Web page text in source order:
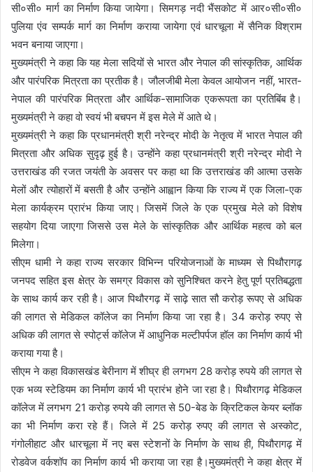
सी०सी० मार्ग का निर्माण किया जायेगा। सिमगड़ नदी भैंसकोट में आर०सी०सी०
पुलिया एंव सम्पर्क मार्ग का निर्माण कराया जायेगा एवं धारचूला में सैनिक विश्राम
भवन बनाया जाएगा।
मुख्यमंत्री ने कहा कि यह मेला सदियों से भारत और नेपाल की सांस्कृतिक, आर्थिक
और पारंपरिक मित्रता का प्रतीक है। जौलजीबी मेला केवल आयोजन नहीं, भारत-
नेपाल की पारंपरिक मित्रता और आर्थिक-सामाजिक एकरूपता का प्रतिबिंब है।
मुख्यमंत्री ने कहा वो स्वयं भी बचपन में इस मेले में आते थे।
मुख्यमंत्री ने कहा कि प्रधानमंत्री श्री नरेन्द्र मोदी के नेतृत्व में भारत नेपाल की
मित्रता और अधिक सुदृढ़ हुई है। उन्होंने कहा प्रधानमंत्री श्री नरेन्द्र मोदी ने
उत्तराखंड की रजत जयंती के अवसर पर कहा था कि उत्तराखंड की आत्मा उसके
मेलों और त्योहारों में बसती है और उन्होंने आह्वान किया कि राज्य में एक जिला-एक
मेला कार्यक्रम प्रारंभ किया जाए। जिसमें जिले के एक प्रमुख मेले को विशेष
सहयोग दिया जाएगा जिससे उस मेले के सांस्कृतिक और आर्थिक महत्व को बल
मिलेगा।
सीएम धामी ने कहा राज्य सरकार विभिन्न परियोजनाओं के माध्यम से पिथौरागढ़
जनपद सहित इस क्षेत्र के समग्र विकास को सुनिश्चित करने हेतु पूर्ण प्रतिबद्धता
के साथ कार्य कर रही है। आज पिथौरगढ़ में साढ़े सात सौ करोड़ रूपए से अधिक
की लागत से मेडिकल कॉलेज का निर्माण किया जा रहा है। 34 करोड़ रुपए से
अधिक की लागत से स्पोर्ट्स कॉलेज में आधुनिक मल्टीपर्पज हॉल का निर्माण कार्य भी
कराया गया है।
सीएम ने कहा विकासखंड बेरीनाग में शीघ्र ही लगभग 28 करोड़ रुपये की लागत से
एक भव्य स्टेडियम का निर्माण कार्य भी प्रारंभ होने जा रहा है। पिथौरागढ़ मेडिकल
कॉलेज में लगभग 21 करोड़ रुपये की लागत से 50-बेड के क्रिटिकल केयर ब्लॉक
का भी निर्माण करा रहे हैं। जिले में 25 करोड़ रुपए की लागत से अस्कोट,
गंगोलीहाट और धारचूला में नए बस स्टेशनों के निर्माण के साथ ही, पिथौरागढ़ में
रोडवेज वर्कशॉप का निर्माण कार्य भी कराया जा रहा है।मुख्यमंत्री ने कहा क्षेत्र में